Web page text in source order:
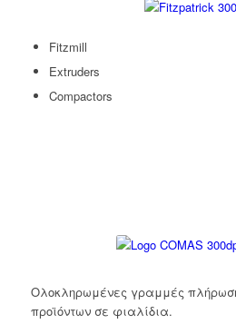
Fitzmill
Extruders
Compactors
Ολοκληρωμένες γραμμές
προϊόντων σε φιαλίδια.